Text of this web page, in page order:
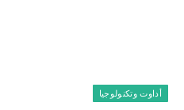
أداوت وتكنولوجيا